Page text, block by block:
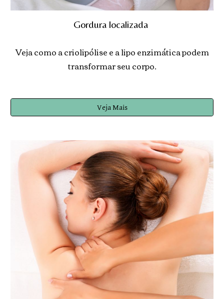
Gordura localizada
Veja como a criolipólise e a lipo enzimática podem
transformar seu corpo.
Veja Mais